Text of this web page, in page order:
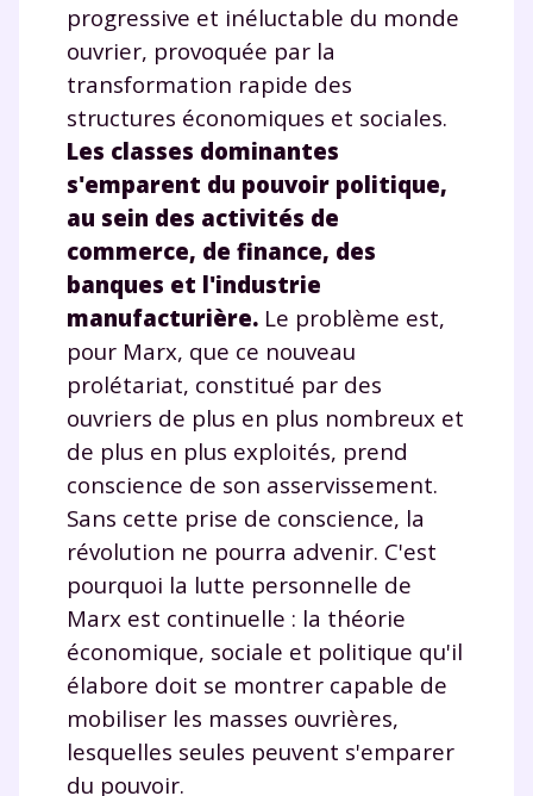
progressive et inéluctable du monde
ouvrier, provoquée par la
transformation rapide des
structures économiques et sociales.
Les classes dominantes
s'emparent du pouvoir politique,
au sein des activités de
commerce, de finance, des
banques et l'industrie
manufacturière. Le problème est,
pour Marx, que ce nouveau
prolétariat, constitué par des
ouvriers de plus en plus nombreux et
de plus en plus exploités, prend
conscience de son asservissement.
Sans cette prise de conscience, la
révolution ne pourra advenir. C'est
pourquoi la lutte personnelle de
Marx est continuelle : la théorie
économique, sociale et politique qu'il
élabore doit se montrer capable de
mobiliser les masses ouvrières,
lesquelles seules peuvent s'emparer
du pouvoir.
Envie de progresser
et de réussir votre
année scolaire ?
Testez gratuitement
pendant 24h notre
plateforme de soutien
scolaire !
Fiches de cours et vidéos
exercices